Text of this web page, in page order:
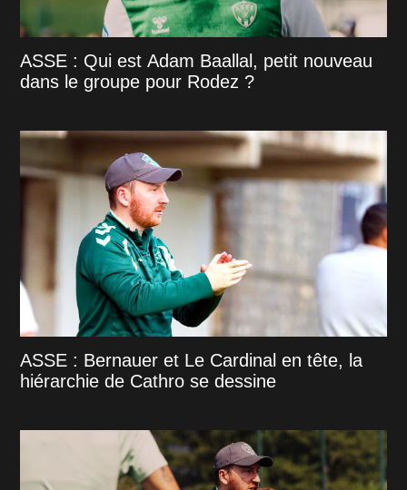
ASSE : Qui est Adam Baallal, petit nouveau
dans le groupe pour Rodez ?
ASSE : Bernauer et Le Cardinal en tête, la
hiérarchie de Cathro se dessine